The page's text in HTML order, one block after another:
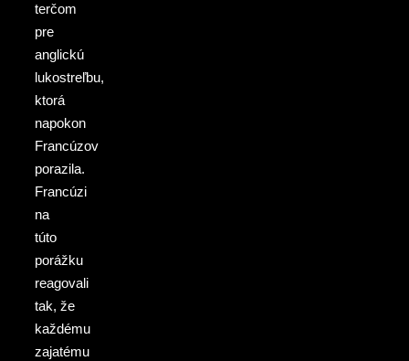
terčom
pre
anglickú
lukostreľbu,
ktorá
napokon
Francúzov
porazila.
Francúzi
na
túto
porážku
reagovali
tak, že
každému
zajatému